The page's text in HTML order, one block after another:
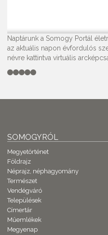
Naptárunk a Somogy Portál
az aktuális napon évfordulós
névre kattintva virtuális
SOMOGYRÓL
Megyetörténet
Földrajz
Néprajz, néphagyomány
Természet
Vendégváró
Települések
Címertár
Műemlékek
Megyenap